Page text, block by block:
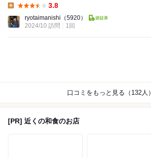
3.8
ryotaimanishi （5920）
2024/10 訪問
1回
口コミをもっと見る（132人）
[PR] 近くの和食のお店